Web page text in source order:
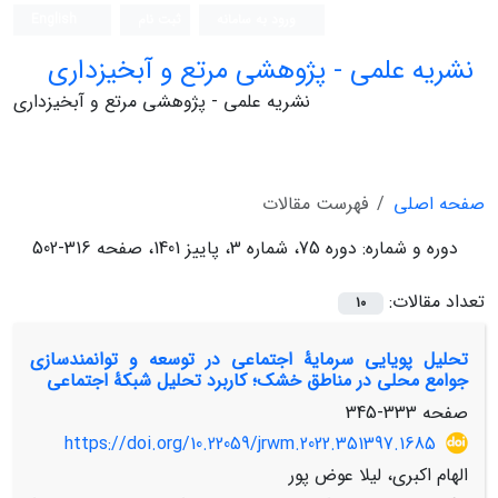
نشریه علمی - پژوهشی مرتع و آبخیزداری
نشریه علمی - پژوهشی مرتع و آبخیزداری
صفحه اصلی
فهرست مقالات
دوره و شماره: دوره 75، شماره 3، پاییز 1401، صفحه 316-502
تعداد مقالات:
10
تحلیل پویایی سرمایۀ اجتماعی در توسعه و توانمندسازی
جوامع محلی در مناطق خشک؛ کاربرد تحلیل شبکۀ اجتماعی
صفحه 333-345
https://doi.org/10.22059/jrwm.2022.351397.1685
الهام اکبری، لیلا عوض پور